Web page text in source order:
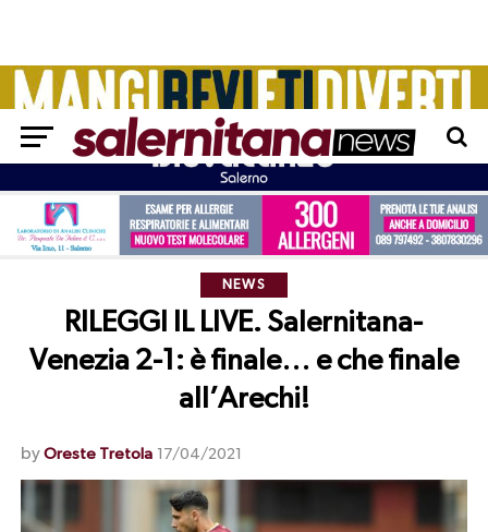
NEWS
RILEGGI IL LIVE. Salernitana-
Venezia 2-1: è finale… e che finale
all’Arechi!
by Oreste Tretola 17/04/2021